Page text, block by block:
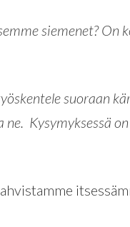
siemenet? On
suoraan
Kysymyksessä